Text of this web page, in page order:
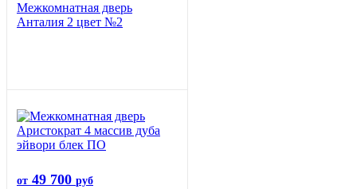
Межкомнатная дверь
Анталия 2 цвет №2
от 49 700 руб